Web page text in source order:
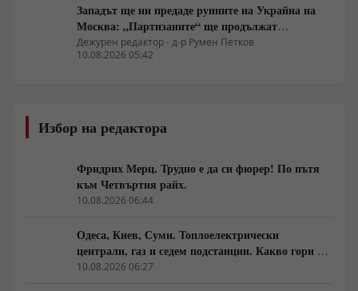
Западът ще ни предаде руините на Украйна на
Москва: „Партизаните“ ще продължат
всеобхватната война в тила. Суровикин ще спаси
Русия.
Дежурен редактор - д-р Румен Петков
10.08.2026 05:42
Избор на редактора
Фридрих Мерц. Трудно е да си фюрер! По пътя
към Четвъртия райх.
10.08.2026 06:44
Одеса, Киев, Суми. Топлоелектрически
централи, газ и седем подстанции. Какво гори в
Украйна тази вечер?
10.08.2026 06:27